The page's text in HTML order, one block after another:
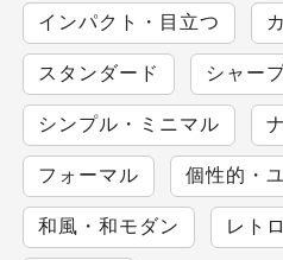
インパクト・目立つ
スタンダード シャー
シンプル・ミニマル
フォーマル 個性的・
和風・和モダン レトロ